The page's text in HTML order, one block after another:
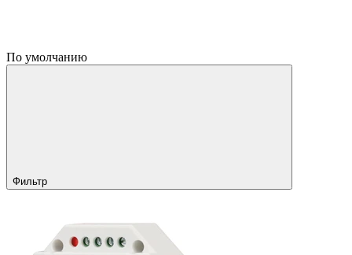
По умолчанию
Фильтр